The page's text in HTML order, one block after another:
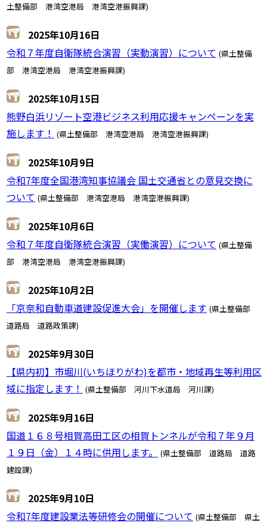
土整備部 港湾空港局 港湾空港振興課)
2025年10月16日
令和７年度自衛隊統合演習（実動演習）について (県土整備
部 港湾空港局 港湾空港振興課)
2025年10月15日
熊野白浜リゾート空港ビジネス利用応援キャンペーンを実
施します！ (県土整備部 港湾空港局 港湾空港振興課)
2025年10月9日
令和7年度全国港湾知事協議会 国土交通省との意見交換に
ついて (県土整備部 港湾空港局 港湾空港振興課)
2025年10月6日
令和７年度自衛隊統合演習（実働演習）について (県土整備
部 港湾空港局 港湾空港振興課)
2025年10月2日
「京奈和自動車道建設促進大会」を開催します (県土整備部
道路局 道路政策課)
2025年9月30日
【県内初】市堀川(いちほりがわ)を都市・地域再生等利用区
域に指定します！ (県土整備部 河川下水道局 河川課)
2025年9月16日
国道１６８号相賀高田工区の相賀トンネルが令和７年９月
１９日（金）１４時に供用します。
(県土整備部 道路局 道路
建設課)
2025年9月10日
令和7年度建設業法等研修会の開催について (県土整備部 県土